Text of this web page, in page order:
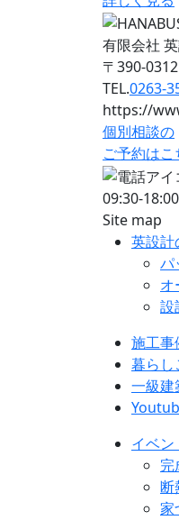
有限会社
〒390-
TEL.0263-
https://
個別相談の
ご予約はこ
09:30-18:00
Site map
英設計
パ
オ
設
施工事
暮らし
一級建
イベン
完
断
家